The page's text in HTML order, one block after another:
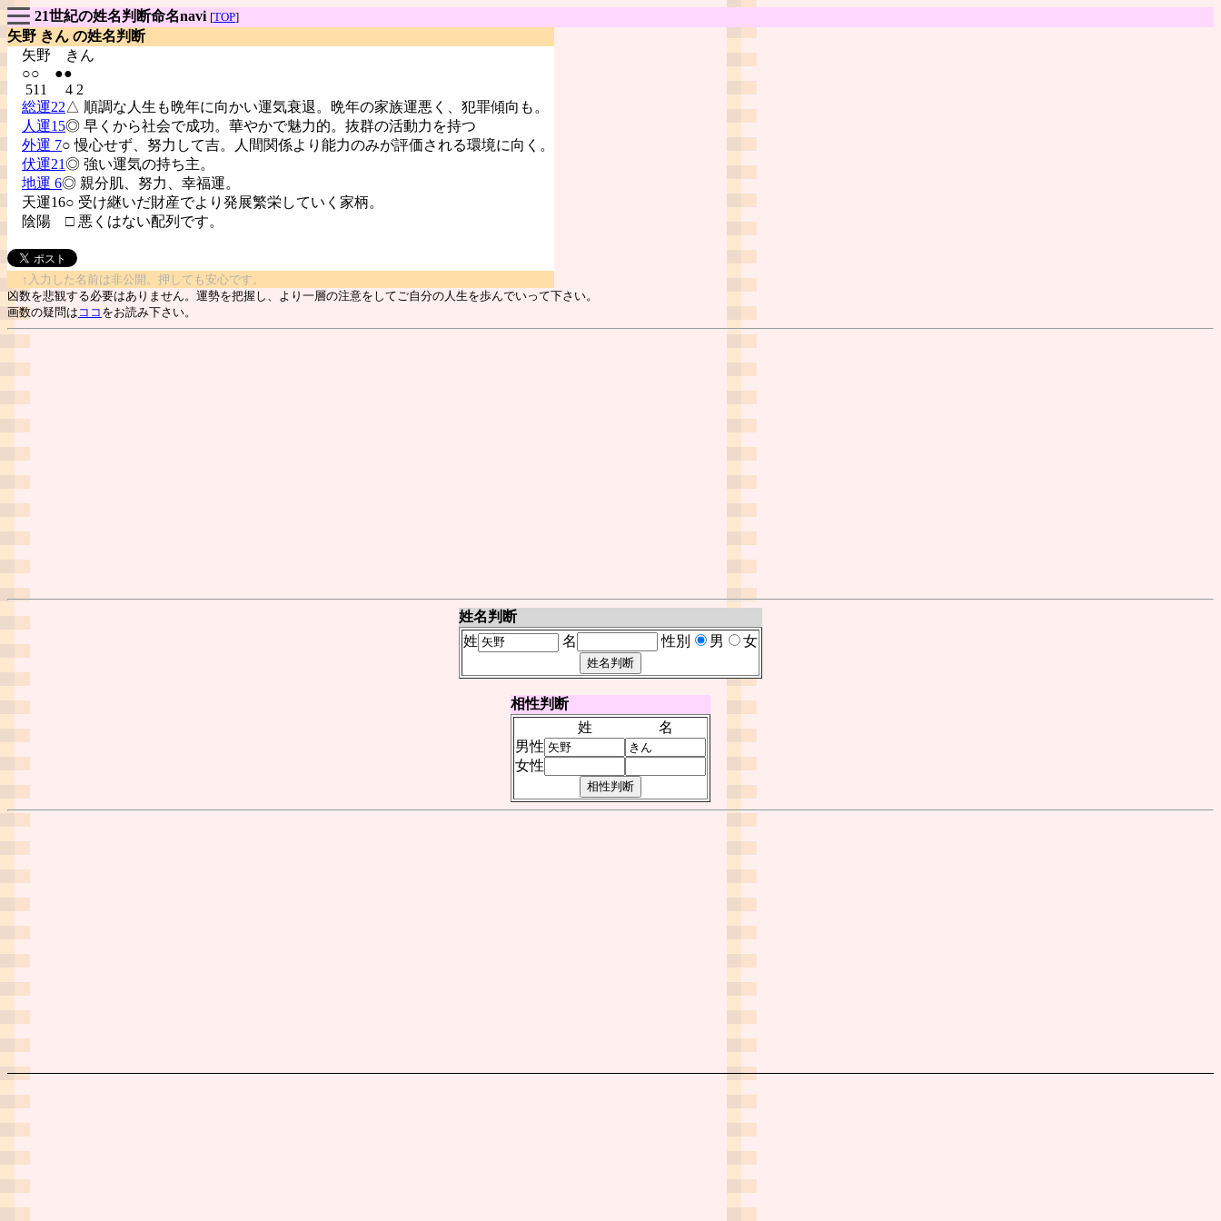
21世紀の姓名判断命名navi [TOP]
矢野 きん の姓名判断
矢野
きん
○○ ●●
511 4 2
総運22△ 順調な人生も晩年に向かい運気衰退。晩年の家族運悪く、犯罪傾向も。
人運15◎ 早くから社会で成功。華やかで魅力的。抜群の活動力を持つ
外運 7○ 慢心せず、努力して吉。人間関係より能力のみが評価される環境に向く。
伏運21◎ 強い運気の持ち主。
地運 6◎ 親分肌、努力、幸福運。
天運16○ 受け継いだ財産でより発展繁栄していく家柄。
陰陽 □ 悪くはない配列です。
↑入力した名前は非公開。押しても安心です。
凶数を悲観する必要はありません。運勢を把握し、より一層の注意をしてご自分の人生を歩んでいって下さい。
画数の疑問は ココ をお読み下さい。
姓名判断
姓
名 性別 男 女
相性判断
姓
名
男性
女性